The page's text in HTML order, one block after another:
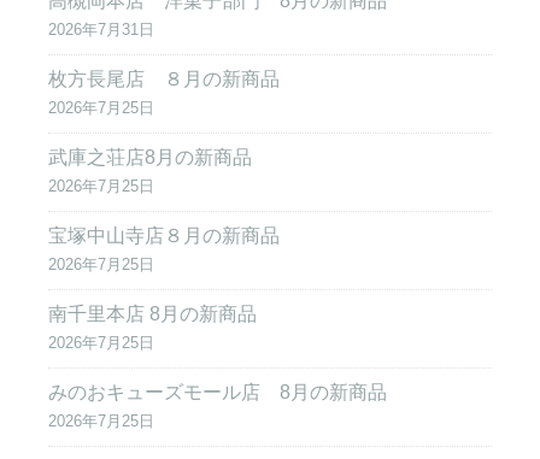
2026年7月31日
枚方長尾店 ８月の新商品
2026年7月25日
武庫之荘店8月の新商品
2026年7月25日
宝塚中山寺店８月の新商品
2026年7月25日
南千里本店 8月の新商品
2026年7月25日
みのおキューズモール店 8月の新商品
2026年7月25日